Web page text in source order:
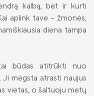
DUK
informacija
sąrašas
Našlėnas
Žymantė
Dulevičienė
Railan
kalbą, bet ir kurti
aplink tave – žmonės,
diena tampa
būdas atitrūkti nuo
Ji mėgsta atrasti naujus
vietas, o šaltuoju metų